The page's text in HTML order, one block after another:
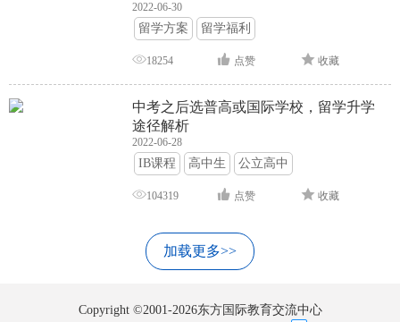
2022-06-30
留学方案 留学福利
18254 点赞 收藏
中考之后选普高或国际学校，留学升学
途径解析
2022-06-28
IB课程 高中生 公立高中
104319 点赞 收藏
加载更多>>
Copyright ©2001-2026东方国际教育交流中心